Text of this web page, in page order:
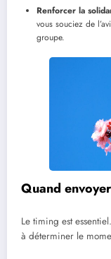
Renforcer la
vous souciez de
groupe.
Quand
Le timing est
à déterminer le